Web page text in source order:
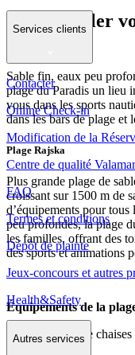
Faites briller
Sable fin, eaux peu
plage du Paradis un lieu
vous dans les sports
dans les bars de plage et
Plage Rajska
Plus grande plage de
croissant sur 1500 m de
d’équipements pour tous
peu profondes, la plage
les familles, offrant des
des sports et animations
Équipements de la
location de
Services clients
Contacter
Online Check-in
Modification de la
Centre de qualité Valamar
FAQ
Termes et conditions
Dépôt de plainte
Jeux-concours et autres
Health&Safety
Autres services